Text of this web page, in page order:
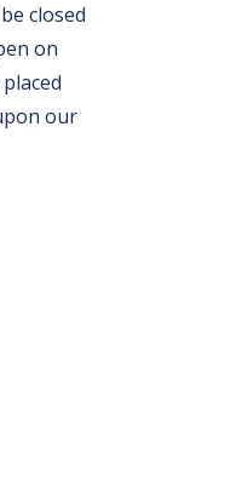
closed
on
our